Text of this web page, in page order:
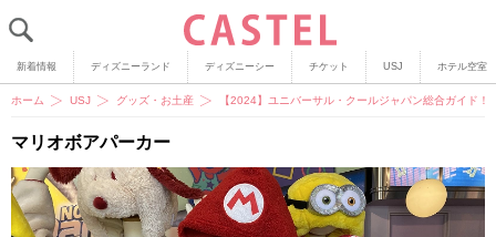
新着情報 ディズニーランド ディズニーシー チケット USJ ホテル空室
ホーム USJ グッズ・お土産 【2024】ユニバーサル・クールジャパン総合ガイド
マリオボアパーカー